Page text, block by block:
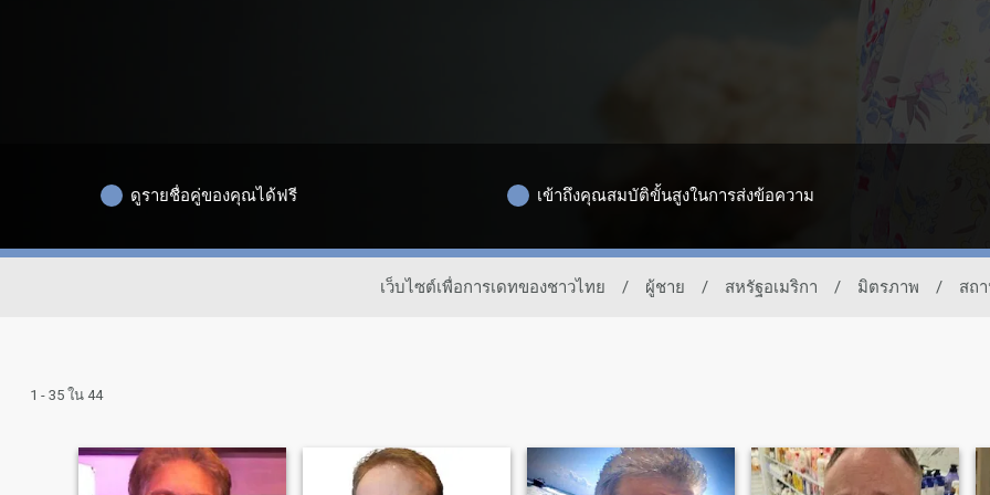
ดูรายชื่อคู่ของคุณได้ฟรี เข้าถึงคุณสมบัติขั้นสูงในการส่งข้อความ
เว็บไซต์เพื่อการเดทของชาวไทย / ผู้ชาย / สหรัฐอเมริกา / มิตรภาพ / สถ
1 - 35 ใน 44